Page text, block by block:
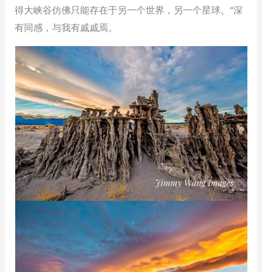
得大峡谷仿佛只能存在于另一个世界，另一个星球。”深
有同感，与我有戚戚焉。